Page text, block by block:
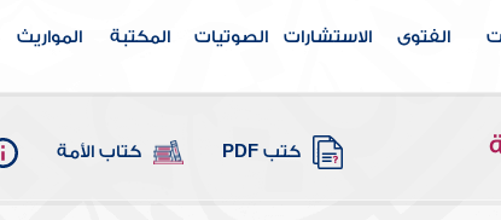
الفتوى الاستشارات الصوتيات المكتبة المواريث
كتب PDF كتاب الأمة